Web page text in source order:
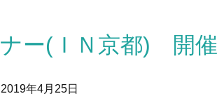
ー(ＩＮ京都) 開
2019年4月25日